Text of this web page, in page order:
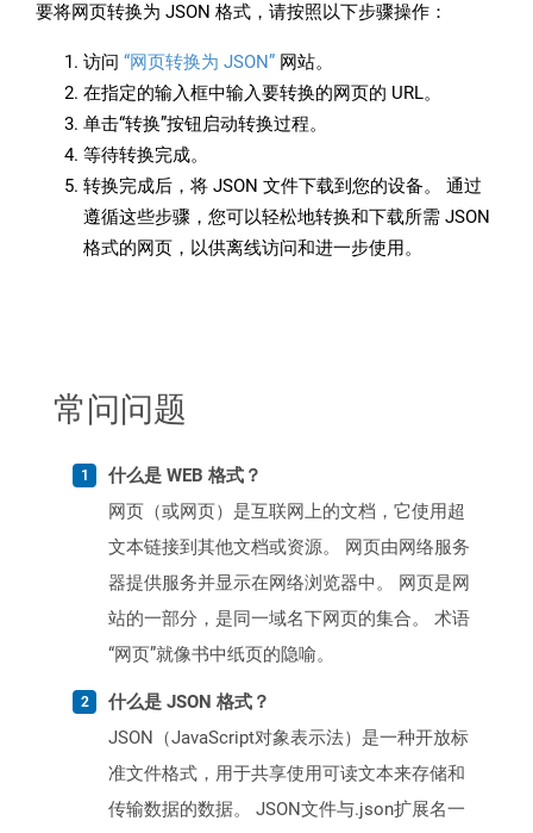
要将网页转换为 JSON 格式，请按照以下步骤操作：
访问 “网页转换为 JSON” 网站。
在指定的输入框中输入要转换的网页的 URL。
单击“转换”按钮启动转换过程。
等待转换完成。
转换完成后，将 JSON 文件下载到您的设备。 通过
遵循这些步骤，您可以轻松地转换和下载所需 JSON
格式的网页，以供离线访问和进一步使用。
常问问题
什么是 WEB 格式？
网页（或网页）是互联网上的文档，它使用超
文本链接到其他文档或资源。 网页由网络服务
器提供服务并显示在网络浏览器中。 网页是网
站的一部分，是同一域名下网页的集合。 术语
“网页”就像书中纸页的隐喻。
什么是 JSON 格式？
JSON（JavaScript对象表示法）是一种开放标
准文件格式，用于共享使用可读文本来存储和
传输数据的数据。 JSON文件与.json扩展名一